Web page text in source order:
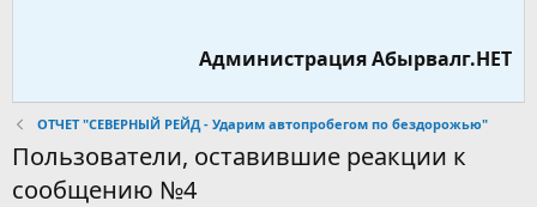
Администрация Абырвалг.НЕТ
ОТЧЕТ "СЕВЕРНЫЙ РЕЙД - Ударим автопробегом по бездорожью"
Пользователи, оставившие реакции к
сообщению №4